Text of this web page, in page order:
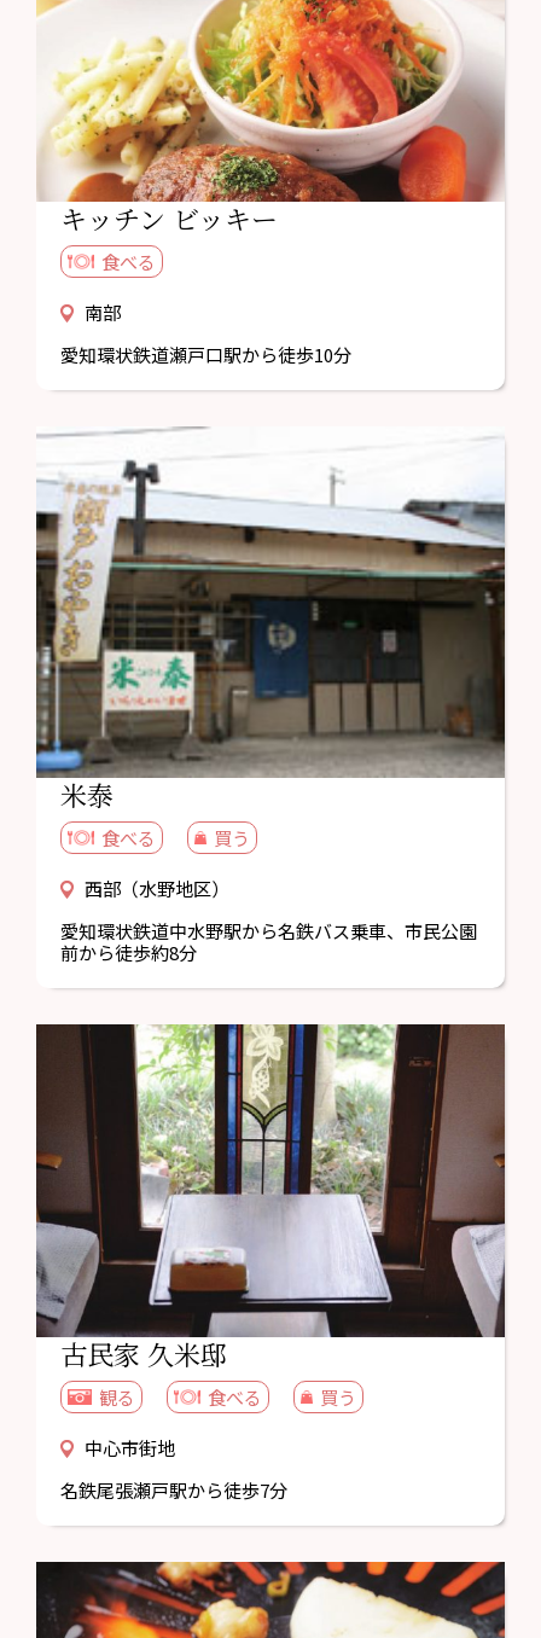
キッチン ビッキー
食べる
南部
愛知環状鉄道瀬戸口駅から徒歩10分
米泰
食べる
買う
西部（水野地区）
愛知環状鉄道中水野駅から名鉄バス乗車、市民公園
前から徒歩約8分
古民家 久米邸
観る 食べる
買う
中心市街地
名鉄尾張瀬戸駅から徒歩7分